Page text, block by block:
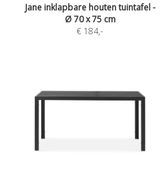
Jane inklapbare houten tuintafel -
Ø 70 x 75 cm
€ 184,-